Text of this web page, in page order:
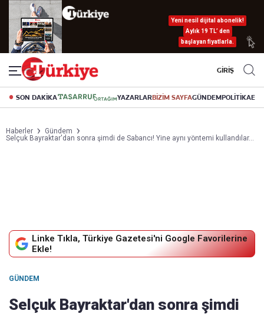
Yeni nesil dijital abonelik!
Aylık 19 TL’ den
başlayan fiyatlarla.
GİRİŞ
SON DAKİKA YAZARLARBİZİM SAYFAGÜNDEMPOLİTİKA
Haberler
Gündem
Selçuk Bayraktar'dan sonra şimdi de Sabancı! Yine aynı yöntemi kullandılar...
Linke Tıkla, Türkiye Gazetesi'ni Google Favorilerine
Ekle!
GÜNDEM
Selçuk Bayraktar'dan sonra şimdi